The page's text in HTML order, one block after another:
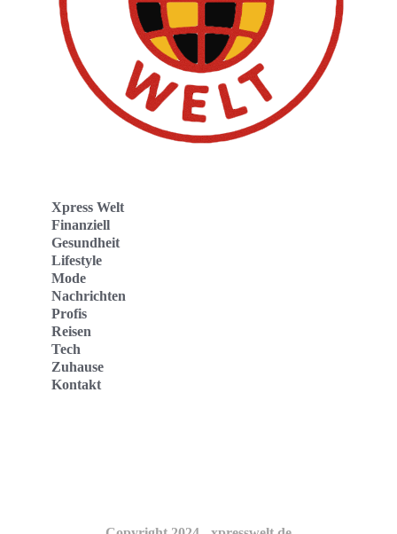
Xpress Welt
Finanziell
Gesundheit
Lifestyle
Mode
Nachrichten
Profis
Reisen
Tech
Zuhause
Kontakt